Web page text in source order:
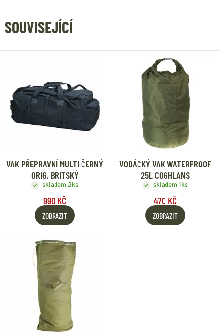
SOUVISEJÍCÍ
VAK PŘEPRAVNÍ MULTI ČERNÝ
ORIG. BRITSKÝ
skladem 2ks
990 KČ
ZOBRAZIT
VODÁCKÝ VAK WATERPROOF
25L COGHLANS
skladem 1ks
470 KČ
ZOBRAZIT